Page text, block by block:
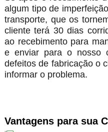
algum tipo de
transporte, que os
cliente terá 30 dias
ao recebimento para
e enviar para o nosso
defeitos de fabricação o
informar o problema.
Vantagens para sua